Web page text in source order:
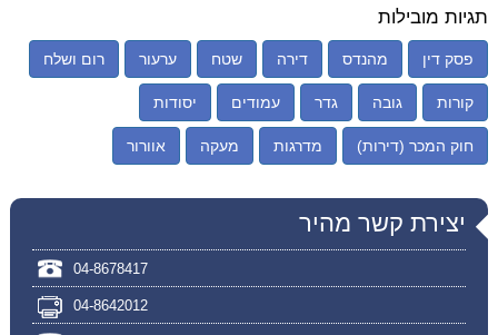
תגיות מובילות
פסק דין מהנדס דירה שטח ערעור רום ושלח
קורות גובה גדר עמודים יסודות
חוק המכר (דירות) מדרגות מעקה אוורור
יצירת קשר מהיר
04-8678417
04-8642012